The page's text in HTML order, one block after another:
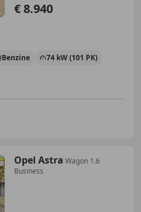
€ 8.940
Benzine 74 kW (101 PK)
Opel Astra Wagon 1.6
Business